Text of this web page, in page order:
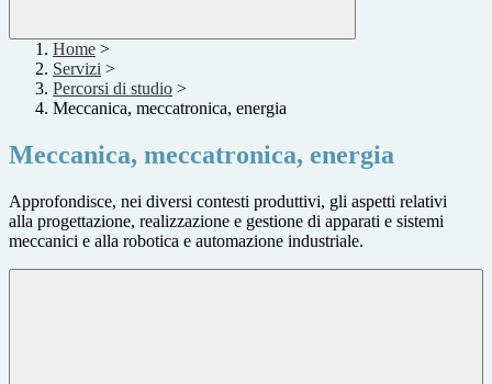
Home >
Servizi >
Percorsi di studio >
Meccanica, meccatronica, energia
Meccanica, meccatronica, energia
Approfondisce, nei diversi contesti produttivi, gli aspetti relativi
alla progettazione, realizzazione e gestione di apparati e sistemi
meccanici e alla robotica e automazione industriale.